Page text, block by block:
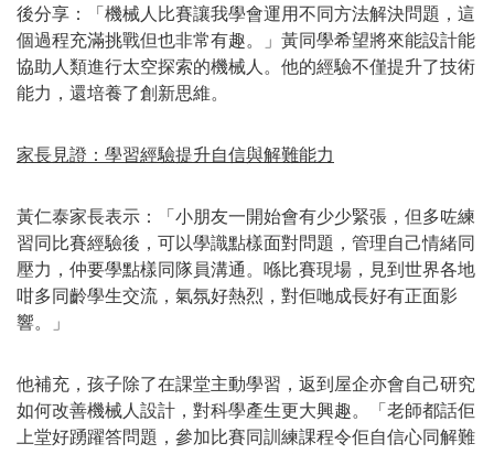
後分享：「機械人比賽讓我學會運用不同方法解決問題，這
個過程充滿挑戰但也非常有趣。」黃同學希望將來能設計能
協助人類進行太空探索的機械人。他的經驗不僅提升了技術
能力，還培養了創新思維。
家長見證：學習經驗提升自信與解難能力
黃仁泰家長表示：「小朋友一開始會有少少緊張，但多咗練
習同比賽經驗後，可以學識點樣面對問題，管理自己情緒同
壓力，仲要學點樣同隊員溝通。喺比賽現場，見到世界各地
咁多同齡學生交流，氣氛好熱烈，對佢哋成長好有正面影
響。」
他補充，孩子除了在課堂主動學習，返到屋企亦會自己研究
如何改善機械人設計，對科學產生更大興趣。「老師都話佢
上堂好踴躍答問題，參加比賽同訓練課程令佢自信心同解難